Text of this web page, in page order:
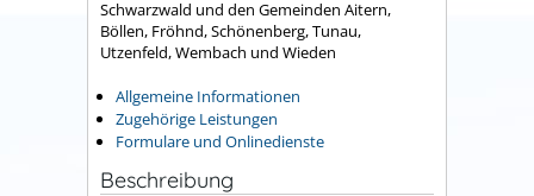
Schwarzwald und den Gemeinden Aitern,
Böllen, Fröhnd, Schönenberg, Tunau,
Utzenfeld, Wembach und Wieden
Allgemeine Informationen
Zugehörige Leistungen
Formulare und Onlinedienste
Beschreibung